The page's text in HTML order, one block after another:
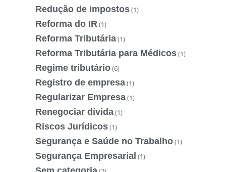
Redução de impostos(1)
Reforma do IR(1)
Reforma Tributária(1)
Reforma Tributária para Médicos(1)
Regime tributário(6)
Registro de empresa(1)
Regularizar Empresa(1)
Renegociar dívida(1)
Riscos Jurídicos(1)
Segurança e Saúde no Trabalho(1)
Segurança Empresarial (1)